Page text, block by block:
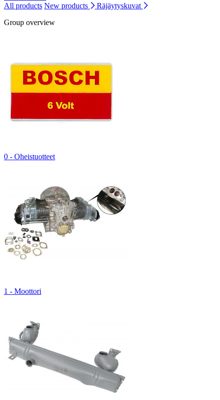
All products New products
Räjäytyskuvat
Group overview
0 - Oheistuotteet
1 - Moottori